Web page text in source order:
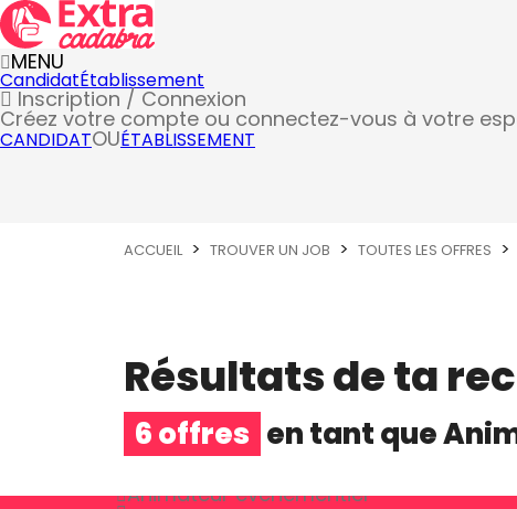
MENU
CandidatÉtablissement
Inscription / Connexion
Créez votre compte ou connectez-vous à votre
CANDIDATOUÉTABLISSEMENT
ACCUEIL TROUVER UN JOB TOUTES LES OFFRES
Résultats de ta
6 offres en tant que
Animateur évènementiel